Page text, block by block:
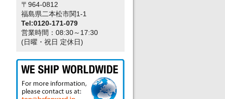
〒964-0812
福島県二本松市関1-1
Tel:0120-171-079
営業時間：08:30～17:30
(日曜・祝日 定休日)